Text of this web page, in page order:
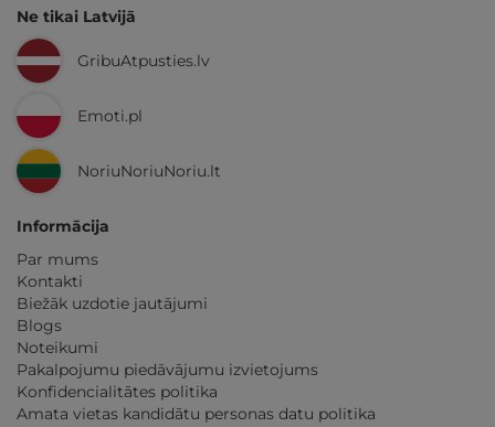
Ne tikai Latvijā
GribuAtpusties.lv
Emoti.pl
NoriuNoriuNoriu.lt
Informācija
Par mums
Kontakti
Biežāk uzdotie jautājumi
Blogs
Noteikumi
Pakalpojumu piedāvājumu izvietojums
Konfidencialitātes politika
Amata vietas kandidātu personas datu politika